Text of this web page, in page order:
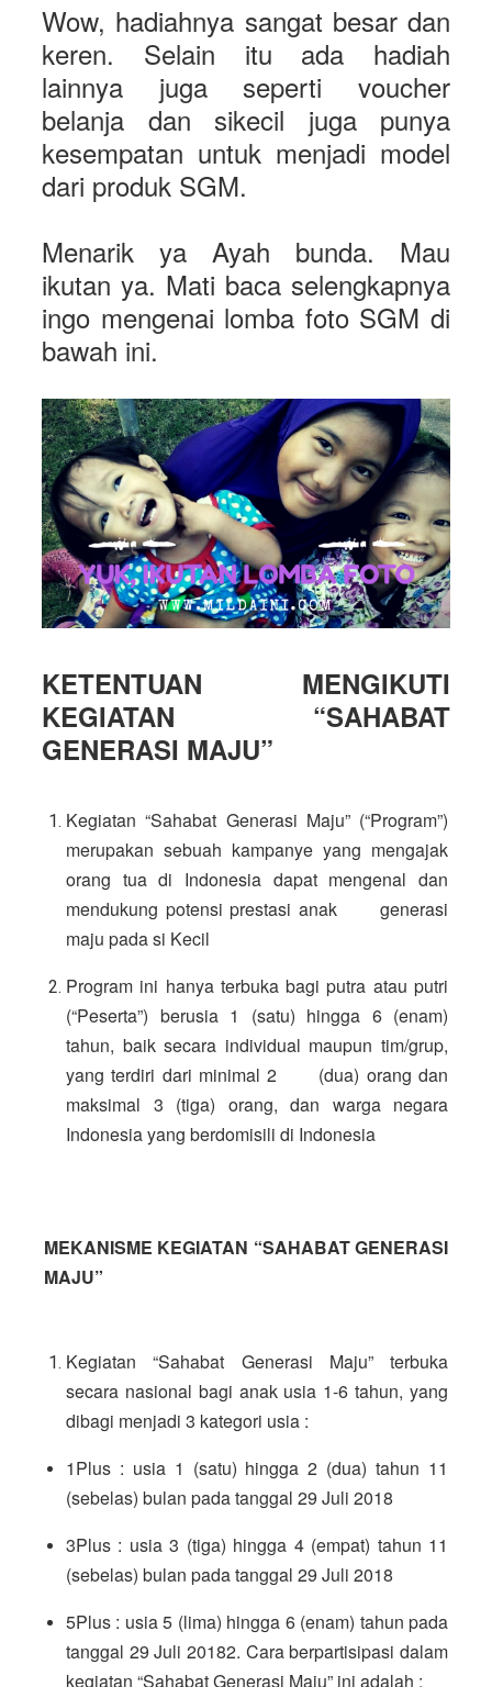
Wow, hadiahnya sangat besar dan
keren. Selain itu ada hadiah
lainnya juga seperti voucher
belanja dan sikecil juga punya
kesempatan untuk menjadi model
dari produk SGM.
Menarik ya Ayah bunda. Mau
ikutan ya. Mati baca selengkapnya
ingo mengenai lomba foto SGM di
bawah ini.
KETENTUAN MENGIKUTI
KEGIATAN “SAHABAT
GENERASI MAJU”
Kegiatan “Sahabat Generasi Maju” (“Program”)
merupakan sebuah kampanye yang mengajak
orang tua di Indonesia dapat mengenal dan
mendukung potensi prestasi anak      generasi
maju pada si Kecil
Program ini hanya terbuka bagi putra atau putri
(“Peserta”) berusia 1 (satu) hingga 6 (enam)
tahun, baik secara individual maupun tim/grup,
yang terdiri dari minimal 2      (dua) orang dan
maksimal 3 (tiga) orang, dan warga negara
Indonesia yang berdomisili di Indonesia
MEKANISME KEGIATAN “SAHABAT GENERASI
MAJU”
Kegiatan “Sahabat Generasi Maju” terbuka
secara nasional bagi anak usia 1-6 tahun, yang
dibagi menjadi 3 kategori usia :
1Plus : usia 1 (satu) hingga 2 (dua) tahun 11
(sebelas) bulan pada tanggal 29 Juli 2018
3Plus : usia 3 (tiga) hingga 4 (empat) tahun 11
(sebelas) bulan pada tanggal 29 Juli 2018
5Plus : usia 5 (lima) hingga 6 (enam) tahun pada
tanggal 29 Juli 20182. Cara berpartisipasi dalam
kegiatan “Sahabat Generasi Maju” ini adalah :